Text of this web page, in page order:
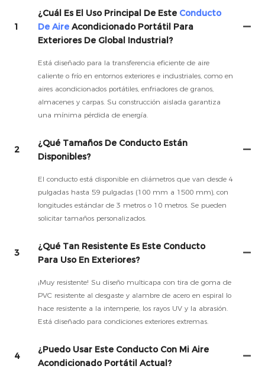
1
¿Cuál Es El Uso Principal De Este Conducto
De AireAcondicionado Portátil Para
Exteriores De Global Industrial?
Está diseñado para la transferencia eficiente de aire
caliente o frío en entornos exteriores e industriales, como en
aires acondicionados portátiles, enfriadores de granos,
almacenes y carpas. Su construcción aislada garantiza
una mínima pérdida de energía.
2
¿Qué Tamaños De Conducto Están
Disponibles?
El conducto está disponible en diámetros que van desde 4
pulgadas hasta 59 pulgadas (100 mm a 1500 mm), con
longitudes estándar de 3 metros o 10 metros. Se pueden
solicitar tamaños personalizados.
3
¿Qué Tan Resistente Es Este Conducto
Para Uso En Exteriores?
¡Muy resistente! Su diseño multicapa con tira de goma de
PVC resistente al desgaste y alambre de acero en espiral lo
hace resistente a la intemperie, los rayos UV y la abrasión.
Está diseñado para condiciones exteriores extremas.
4
¿Puedo Usar Este Conducto Con Mi Aire
Acondicionado Portátil Actual?